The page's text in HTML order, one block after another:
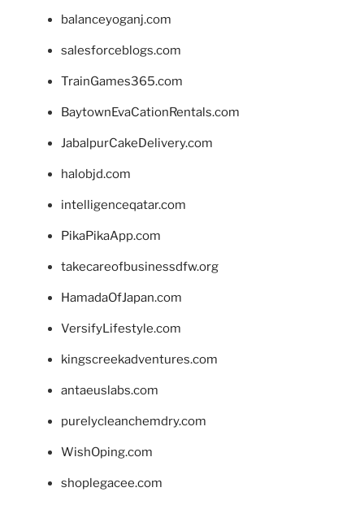
balanceyoganj.com
salesforceblogs.com
TrainGames365.com
BaytownEvaCationRentals.com
JabalpurCakeDelivery.com
halobjd.com
intelligenceqatar.com
PikaPikaApp.com
takecareofbusinessdfw.org
HamadaOfJapan.com
VersifyLifestyle.com
kingscreekadventures.com
antaeuslabs.com
purelycleanchemdry.com
WishOping.com
shoplegacee.com